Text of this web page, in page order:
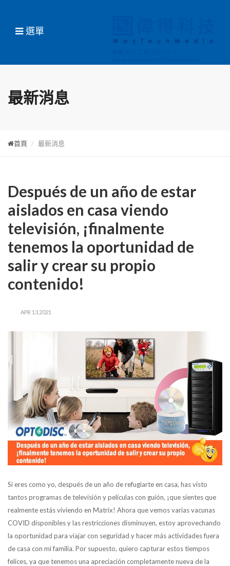
選單
最新消息
首頁 最新消息
Después de un año de estar
aislados en casa viendo
televisión, ¡finalmente
tenemos la oportunidad de
salir y crear su propio
contenido!
APR 13,2021
Si eres como yo, después de un año de refugiarte en casa, has visto
tantos programas de televisión y películas con guión, ¡que sientes que
realmente estás viviendo en Matrix! Ahora que vemos varias vacunas
COVID disponibles y las restricciones disminuyen, estoy aprovechando
la oportunidad para viajar con seguridad y hacer más actividades fuera
de casa con mi familia. Por supuesto, quiero capturar estos tiempos
felices, ya que tenemos una apreciación completamente nueva de la